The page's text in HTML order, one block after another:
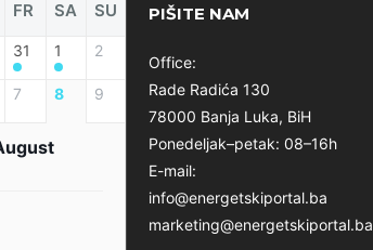
FR SA SU
31 1 2
7 8 9
PIŠITE NAM
Office:
Rade Radića 130
78000 Banja Luka, BiH
Ponedeljak–petak: 08–16h
E-mail:
info@energetskiportal.ba
marketing@energetskiportal.ba